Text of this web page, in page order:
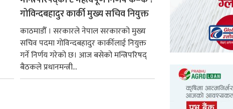
गोविन्दबहादुर कार्की मुख्य सचिव नियुक्त
काठमाडौँ । सरकारले नेपाल सरकारको मुख्य
सचिव पदमा गोविन्दबहादुर कार्कीलाई नियुक्त
गर्ने निर्णय गरेको छ। आज बसेको मन्त्रिपरिषद्
बैठकले प्रधानमन्त्री...